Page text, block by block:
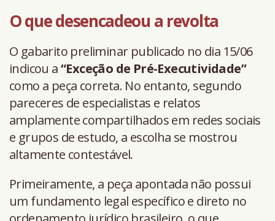
O que desencadeou a revolta
O gabarito preliminar publicado no dia 15/06
indicou a“Exceção de Pré-Executividade”
como a peça correta. No entanto, segundo
pareceres de especialistas e relatos
amplamente compartilhados em redes sociais
e grupos de estudo, a escolha se mostrou
altamente contestável.
Primeiramente, a peça apontada não possui
um fundamento legal específico e direto no